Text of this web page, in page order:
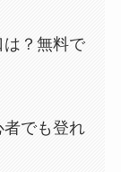
？無料で
でも登れ